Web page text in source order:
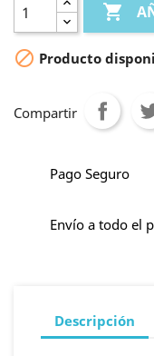

 Producto
Compartir
Pago Seguro
Envío a todo el
Descripción